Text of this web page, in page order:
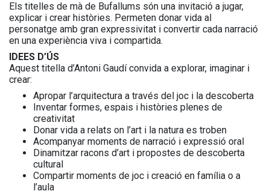
Els titelles de mà de Bufallums són una invitació a jugar,
explicar i crear històries. Permeten donar vida al
personatge amb gran expressivitat i convertir cada narració
en una experiència viva i compartida.
IDEES D’ÚS
Aquest titella d’Antoni Gaudí convida a explorar, imaginar i
crear:
Apropar l’arquitectura a través del joc i la descoberta
Inventar formes, espais i històries plenes de
creativitat
Donar vida a relats on l’art i la natura es troben
Acompanyar moments de narració i expressió oral
Dinamitzar racons d’art i propostes de descoberta
cultural
Compartir moments de joc i creació en família o a
l’aula